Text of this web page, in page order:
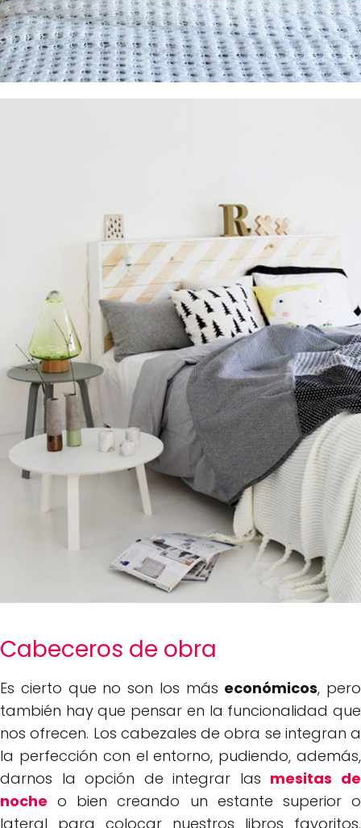
Cabeceros de obra
Es cierto que no son los más económicos, pero
también hay que pensar en la funcionalidad que
nos ofrecen. Los cabezales de obra se integran a
la perfección con el entorno, pudiendo, además,
darnos la opción de integrar las mesitas de
noche o bien creando un estante superior o
lateral para colocar nuestros libros favoritos.